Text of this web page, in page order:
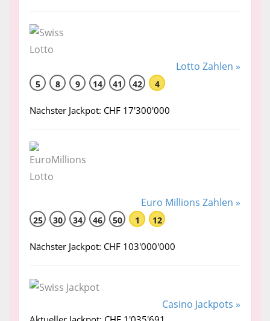
Lotto Zahlen »
5 8 9 14 41 42 4
Nächster Jackpot: CHF 17'300'000
Euro Millions Zahlen »
25 30 34 46 50 1 12
Nächster Jackpot: CHF 103'000'000
Casino Jackpots »